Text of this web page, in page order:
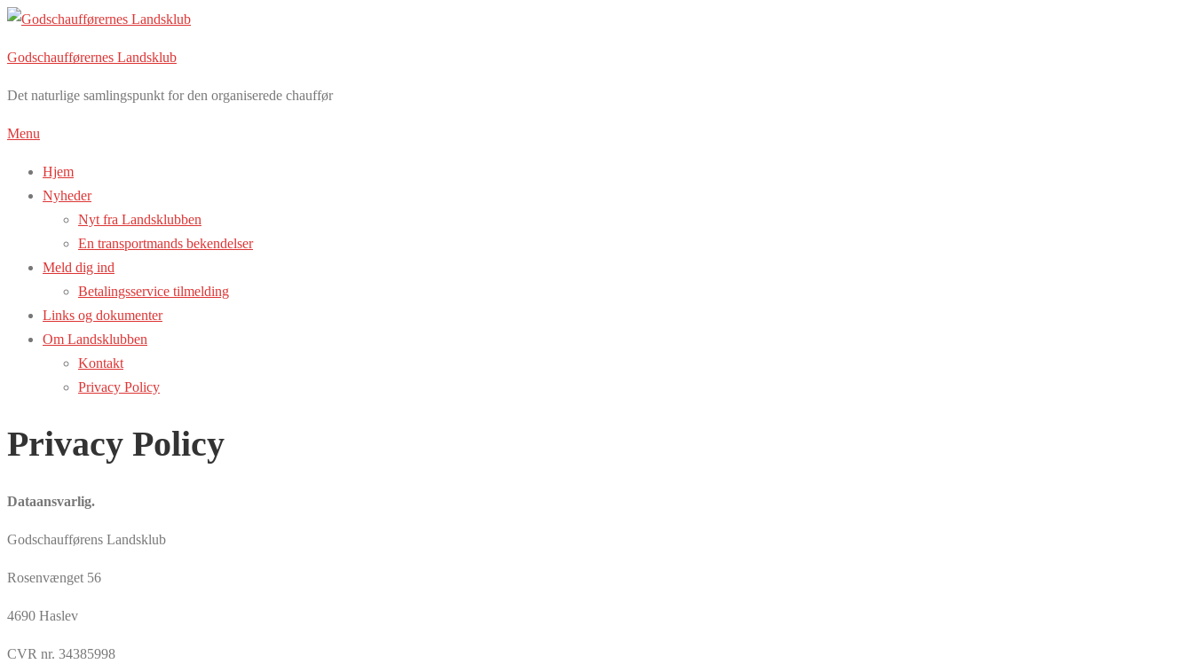
Spring
indhold
Godschaufførernes Landsklub
Det naturlige samlingspunkt for den organiserede chauffør
Menu
Hjem
Nyheder
Nyt fra Landsklubben
En transportmands bekendelser
Meld dig ind
Betalingsservice tilmelding
Links og dokumenter
Om Landsklubben
Kontakt
Privacy Policy
Privacy Policy
Dataansvarlig.
Godschaufførens Landsklub
Rosenvænget 56
4690 Haslev
CVR nr. 34385998